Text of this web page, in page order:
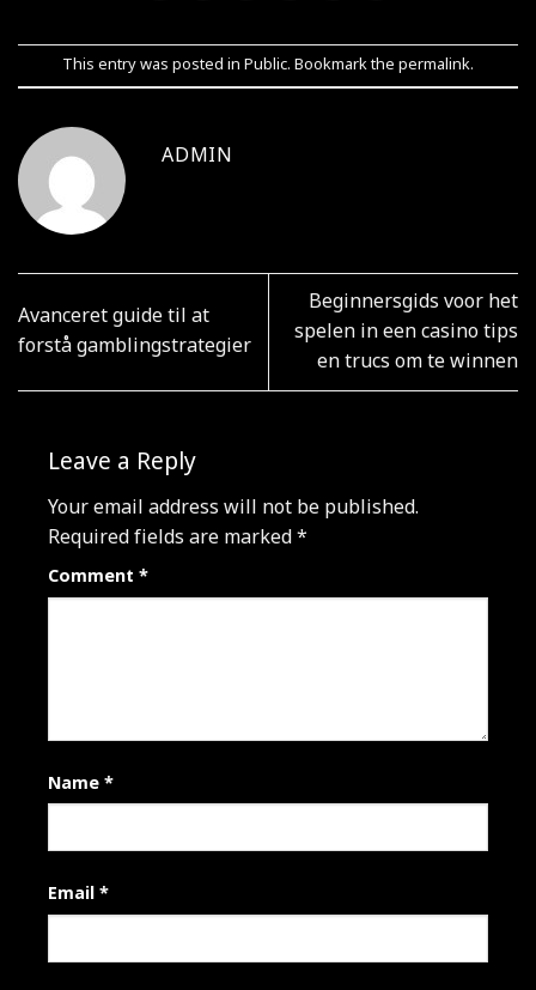
This entry was posted in Public. Bookmark the permalink.
ADMIN
Avanceret guide til at
forstå gamblingstrategier
Beginnersgids voor het
spelen in een casino tips
en trucs om te winnen
Leave a Reply
Your email address will not be published.
Required fields are marked*
Comment *
Name*
Email*